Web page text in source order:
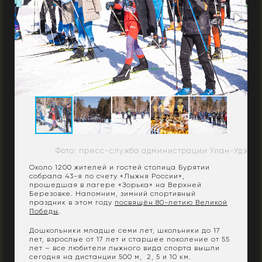
Фото: пресс-служба администрации Улан-Удэ
Около 1200 жителей и гостей столица Бурятии
собрала 43-я по счету «Лыжня России»,
прошедшая в лагере «Зорька» на Верхней
Березовке. Напомним, зимний спортивный
праздник в этом году посвящён 80-летию Великой
Победы.
Дошкольники младше семи лет, школьники до 17
лет, взрослые от 17 лет и старшее поколение от 55
лет – все любители лыжного вида спорта вышли
сегодня на дистанции 500 м, 2, 5 и 10 км.